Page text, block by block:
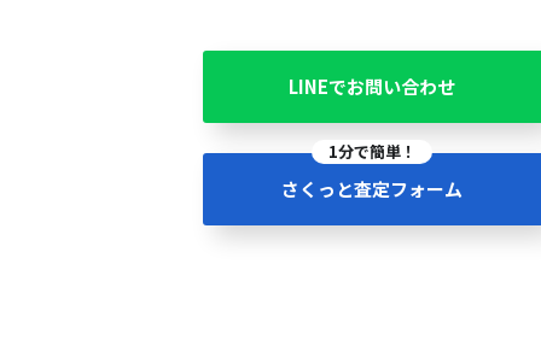
LINEでお問い合わせ
1分で簡単！
さくっと査定フォーム